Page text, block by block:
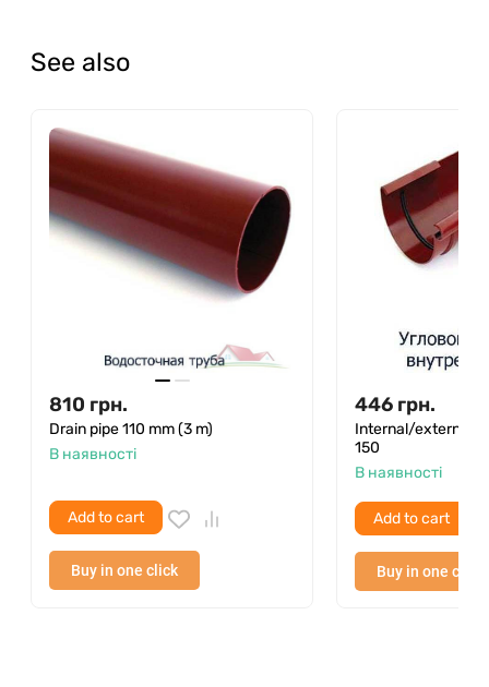
See also
810 грн.
Drain pipe 110 mm (3 m)
В наявності
Add to cart
Buy in one click
446 грн.
Internal/external
150
В наявності
Add to cart
Buy in one click